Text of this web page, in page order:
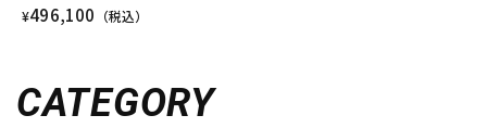
¥496,100 （税込）
CATEGORY